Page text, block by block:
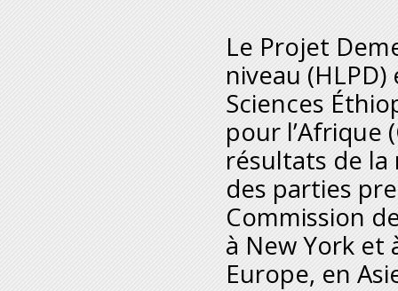
Le Projet
niveau
Sciences
pour l’Afrique
résultats de
des parties
Commission
à New York et
Europe, en